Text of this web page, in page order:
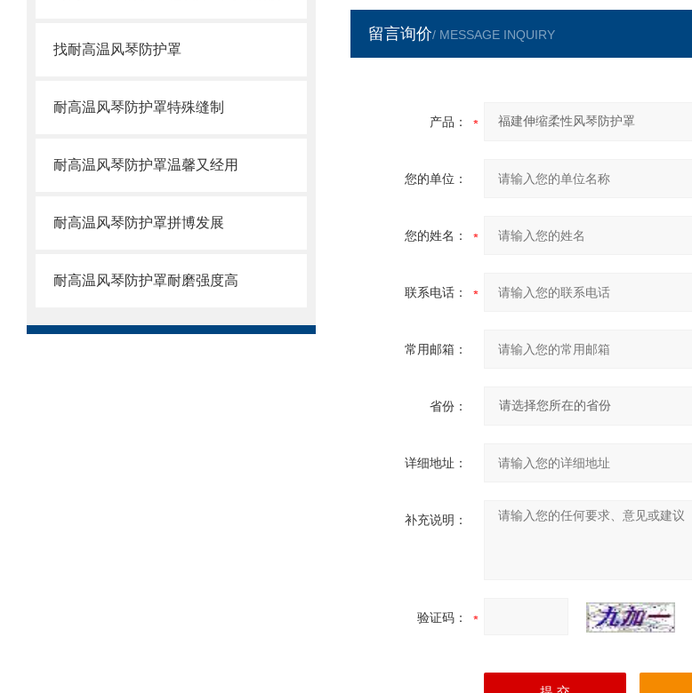
找耐高温风琴防护罩
耐高温风琴防护罩特殊缝制
耐高温风琴防护罩温馨又经用
耐高温风琴防护罩拼博发展
耐高温风琴防护罩耐磨强度高
留言询价/ MESSAGE INQUIRY
产品：
您的单位：
您的姓名：
联系电话：
常用邮箱：
省份：
详细地址：
补充说明：
验证码：